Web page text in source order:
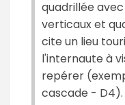
quadrillée
verticaux et
cite un lieu
l'internaute à
repérer
cascade - D4).